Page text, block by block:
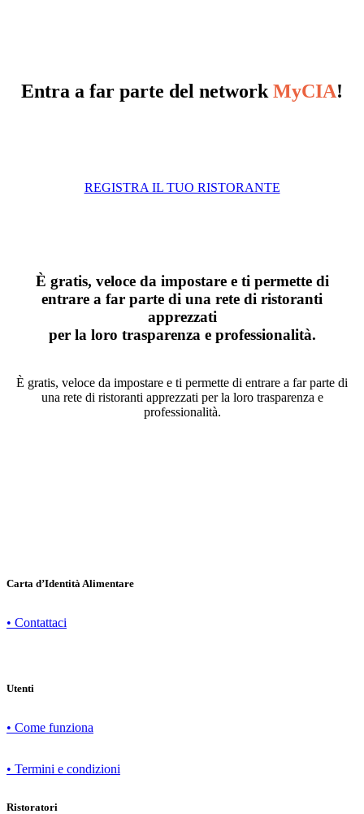
Entra a far parte del network MyCIA!
REGISTRA IL TUO RISTORANTE
È gratis, veloce da impostare e ti permette di
entrare a far parte di una rete di ristoranti
apprezzati
per la loro trasparenza e professionalità.
È gratis, veloce da impostare e ti permette di entrare a far parte di
una rete di ristoranti apprezzati per la loro trasparenza e
professionalità.
Carta d’Identità Alimentare
• Contattaci
Utenti
• Come funziona
• Termini e condizioni
Ristoratori